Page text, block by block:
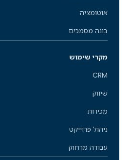
אוטומציה
בונה מסמכים
מקרי שימוש
CRM
שיווק
מכירות
ניהול פרוייקט
עבודה מרחוק